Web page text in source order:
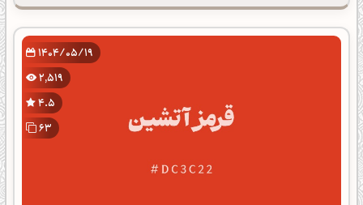
1404/05/19
2,519
4.5
63